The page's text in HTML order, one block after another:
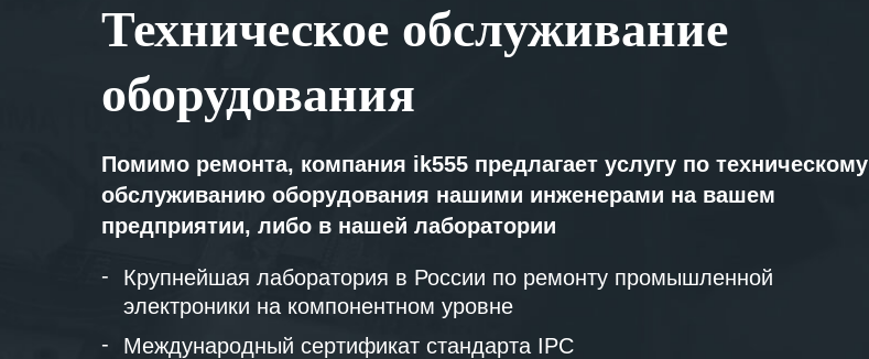
Техническое обслуживание
оборудования
Помимо ремонта, компания ik555 предлагает услугу по техническому
обслуживанию оборудования нашими инженерами на вашем
предприятии, либо в нашей лаборатории
Крупнейшая лаборатория в России по ремонту промышленной
электроники на компонентном уровне
Международный сертификат стандарта IPC